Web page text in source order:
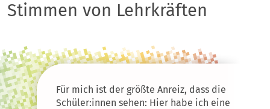
Stimmen von Lehrkräften
Für mich ist der größte Anreiz, dass die
Schüler:innen sehen: Hier habe ich eine